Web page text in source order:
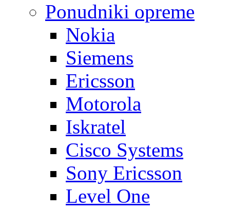
Ponudniki opreme
Nokia
Siemens
Ericsson
Motorola
Iskratel
Cisco Systems
Sony Ericsson
Level One